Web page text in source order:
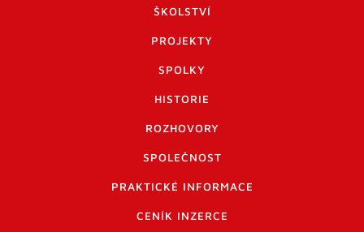
ŠKOLSTVÍ
PROJEKTY
SPOLKY
HISTORIE
ROZHOVORY
SPOLEČNOST
PRAKTICKÉ INFORMACE
CENÍK INZERCE